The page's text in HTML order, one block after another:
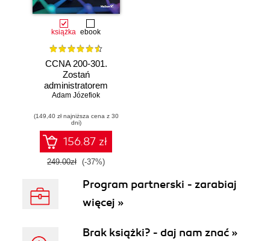
książka ebook
CCNA 200-301.
Zostań
administratorem
sieci
Cisco. Wydanie II
Adam Józefiok
(149,40 zł najniższa cena z 30
dni)
156.87 zł
249.00zł (-37%)
Program partnerski - zarabiaj
więcej »
Brak książki? - daj nam znać »